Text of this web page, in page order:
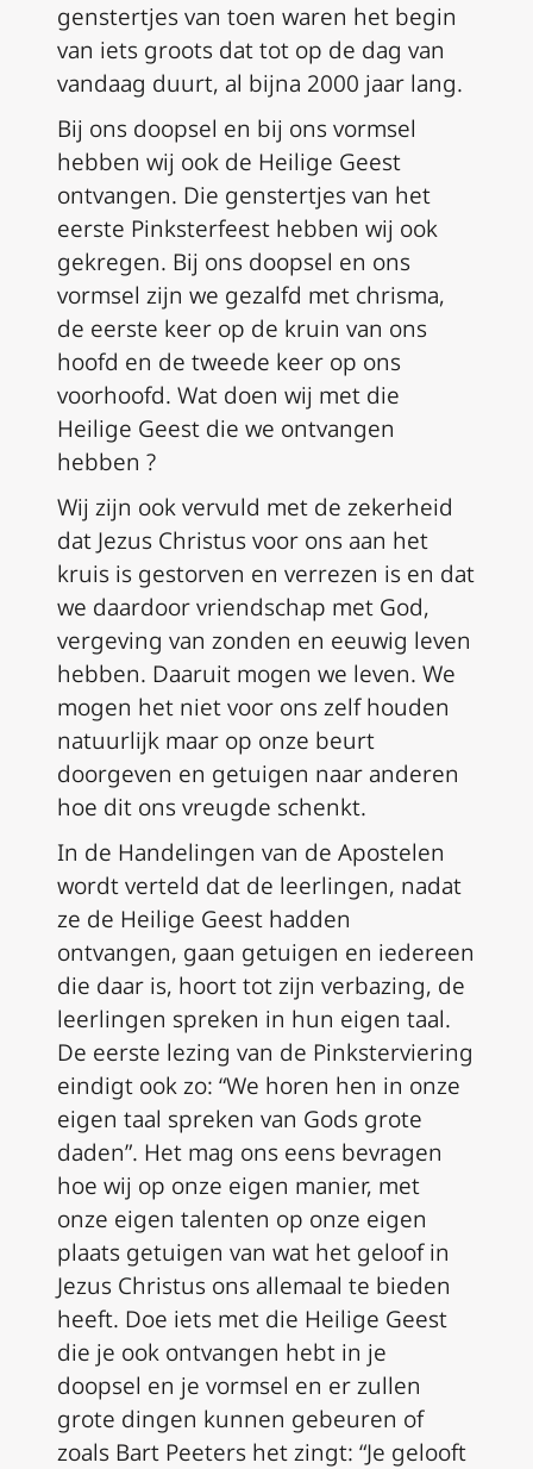
genstertjes van toen waren het begin
van iets groots dat tot op de dag van
vandaag duurt, al bijna 2000 jaar lang.
Bij ons doopsel en bij ons vormsel
hebben wij ook de Heilige Geest
ontvangen. Die genstertjes van het
eerste Pinksterfeest hebben wij ook
gekregen. Bij ons doopsel en ons
vormsel zijn we gezalfd met chrisma,
de eerste keer op de kruin van ons
hoofd en de tweede keer op ons
voorhoofd. Wat doen wij met die
Heilige Geest die we ontvangen
hebben ?
Wij zijn ook vervuld met de zekerheid
dat Jezus Christus voor ons aan het
kruis is gestorven en verrezen is en dat
we daardoor vriendschap met God,
vergeving van zonden en eeuwig leven
hebben. Daaruit mogen we leven. We
mogen het niet voor ons zelf houden
natuurlijk maar op onze beurt
doorgeven en getuigen naar anderen
hoe dit ons vreugde schenkt.
In de Handelingen van de Apostelen
wordt verteld dat de leerlingen, nadat
ze de Heilige Geest hadden
ontvangen, gaan getuigen en iedereen
die daar is, hoort tot zijn verbazing, de
leerlingen spreken in hun eigen taal.
De eerste lezing van de Pinksterviering
eindigt ook zo: “We horen hen in onze
eigen taal spreken van Gods grote
daden”. Het mag ons eens bevragen
hoe wij op onze eigen manier, met
onze eigen talenten op onze eigen
plaats getuigen van wat het geloof in
Jezus Christus ons allemaal te bieden
heeft. Doe iets met die Heilige Geest
die je ook ontvangen hebt in je
doopsel en je vormsel en er zullen
grote dingen kunnen gebeuren of
zoals Bart Peeters het zingt: “Je gelooft